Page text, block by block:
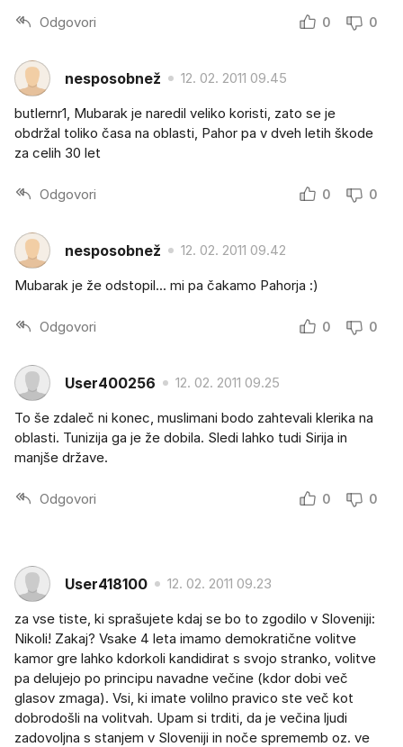
Odgovori 0 0
nesposobnež 12. 02. 2011 09.45
butlernr1, Mubarak je naredil veliko koristi, zato se je
obdržal toliko časa na oblasti, Pahor pa v dveh letih škode
za celih 30 let
Odgovori 0 0
nesposobnež 12. 02. 2011 09.42
Mubarak je že odstopil... mi pa čakamo Pahorja :)
Odgovori 0 0
User400256 12. 02. 2011 09.25
To še zdaleč ni konec, muslimani bodo zahtevali klerika na
oblasti. Tunizija ga je že dobila. Sledi lahko tudi Sirija in
manjše države.
Odgovori 0 0
User418100 12. 02. 2011 09.23
za vse tiste, ki sprašujete kdaj se bo to zgodilo v Sloveniji:
Nikoli! Zakaj? Vsake 4 leta imamo demokratične volitve
kamor gre lahko kdorkoli kandidirat s svojo stranko, volitve
pa delujejo po principu navadne večine (kdor dobi več
glasov zmaga). Vsi, ki imate volilno pravico ste več kot
dobrodošli na volitvah. Upam si trditi, da je večina ljudi
zadovoljna s stanjem v Sloveniji in noče sprememb oz. ve